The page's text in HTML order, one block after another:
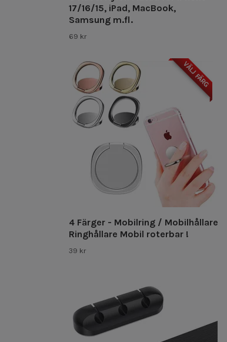
17/16/15, iPad, MacBook,
Samsung m.fl.
69 kr
VÄLJ FÄRG
4 Färger - Mobilring / Mobilhållare
Ringhållare Mobil roterbar !
39 kr